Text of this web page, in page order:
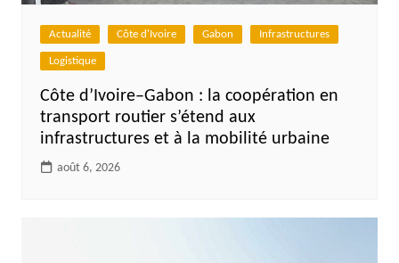
Actualité Côte d'Ivoire Gabon Infrastructures
Logistique
Côte d’Ivoire–Gabon : la coopération en
transport routier s’étend aux
infrastructures et à la mobilité urbaine
août 6, 2026